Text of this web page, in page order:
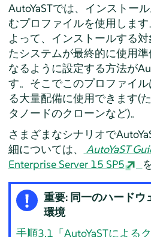
AutoYaSTでは、インストー
むプロファイルを使用しま
よって、インストールする
たシステムが最終的に使用
なるように設定する方法が
す。そこでこのプロファイ
る大量配備に使用できます(
タノードのクローンなど)。
さまざまなシナリオで
細については、
AutoYaST
Enterprise Server 15 SP5
重要: 同一のハードウ
環境
手順3.1「AutoYaSTによる